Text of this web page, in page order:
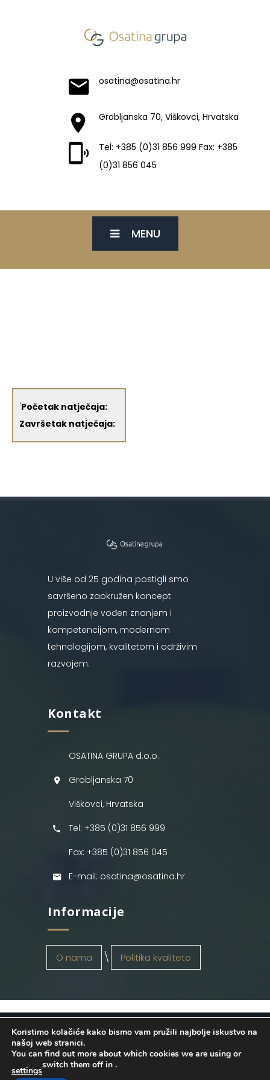
osatina@osatina.hr
Grobljanska 70, Viškovci, Hrvatska
Tel: +385 (0)31 856 999 Fax: +385
(0)31 856 045
MENU
'Početak natječaja:
Završetak natječaja:
U više od 25 godina postigli smo
savršeno zaokružen koncept
proizvodnje vođen znanjem i
kompetencijom, modernom
tehnologijom, kvalitetom i održivim
razvojem.
Kontakt
OSATINA GRUPA d.o.o.
Grobljanska 70
Viškovci, Hrvatska
Tel: +385 (0)31 856 999
Fax: +385 (0)31 856 045
E-mail: osatina@osatina.hr
Informacije
O nama Politika kvalitete
OSATINA GRUPA d.o.o. 2026
. Configured
byINFOS Osijek. Sva prava pridržana.
Koristimo kolačiće kako bismo vam pružili najbolje iskustvo na
našoj web stranici.
You can find out more about which cookies we are using or
switch them off in
settings
.